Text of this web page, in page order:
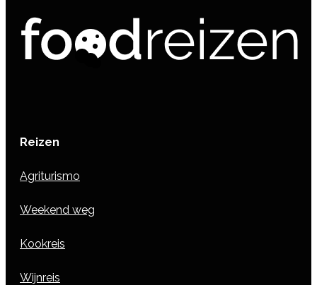
Reizen
Agriturismo
Weekend weg
Kookreis
Wijnreis